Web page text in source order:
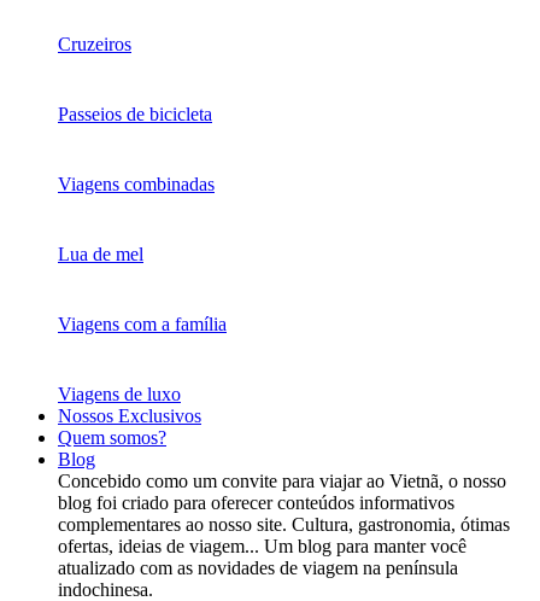
Cruzeiros
Passeios de bicicleta
Viagens combinadas
Lua de mel
Viagens com a família
Viagens de luxo
Nossos Exclusivos
Quem somos?
Blog
Concebido como um convite para viajar ao Vietnã, o nosso
blog foi criado para oferecer conteúdos informativos
complementares ao nosso site. Cultura, gastronomia, ótimas
ofertas, ideias de viagem... Um blog para manter você
atualizado com as novidades de viagem na península
indochinesa.